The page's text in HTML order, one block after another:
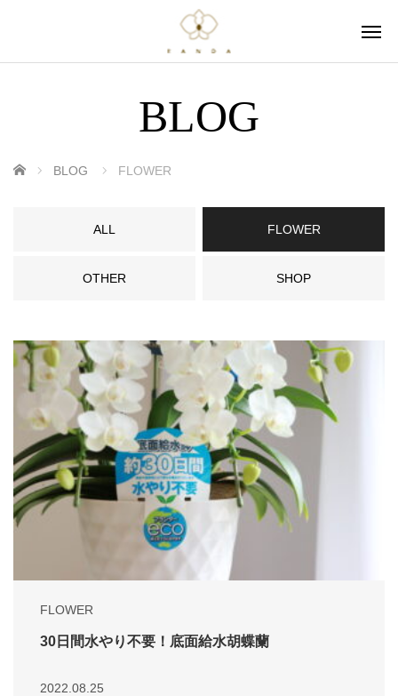
BLOG
ホーム BLOG FLOWER
ALL FLOWER
OTHER SHOP
FLOWER
30日間水やり不要！底面給水胡蝶蘭
2022.08.25